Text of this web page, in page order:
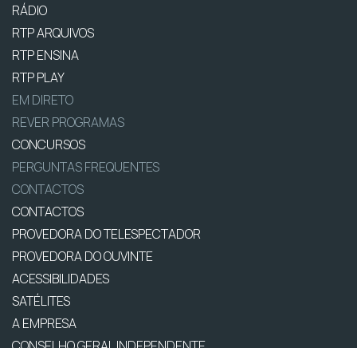
RÁDIO
RTP ARQUIVOS
RTP ENSINA
RTP PLAY
EM DIRETO
REVER PROGRAMAS
CONCURSOS
PERGUNTAS FREQUENTES
CONTACTOS
CONTACTOS
PROVEDORA DO TELESPECTADOR
PROVEDORA DO OUVINTE
ACESSIBILIDADES
SATÉLITES
A EMPRESA